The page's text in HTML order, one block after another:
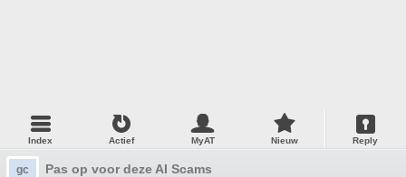
Index Actief MyAT Nieuw Reply
gc Pas op voor deze AI Scams